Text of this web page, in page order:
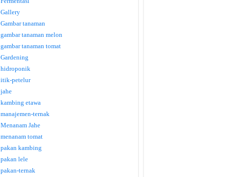
Gallery
Gambar tanaman
gambar tanaman melon
gambar tanaman tomat
Gardening
hidroponik
itik-petelur
jahe
kambing etawa
manajemen-ternak
Menanam Jahe
menanam tomat
pakan kambing
pakan lele
pakan-ternak